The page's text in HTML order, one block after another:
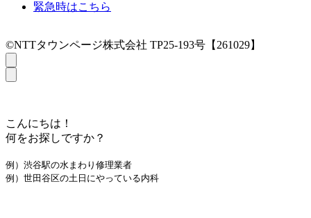
緊急時はこちら
©NTTタウンページ株式会社 TP25-193号【261029】
こんにちは！
何をお探しですか？
例）渋谷駅の水まわり修理業者
例）世田谷区の土日にやっている内科